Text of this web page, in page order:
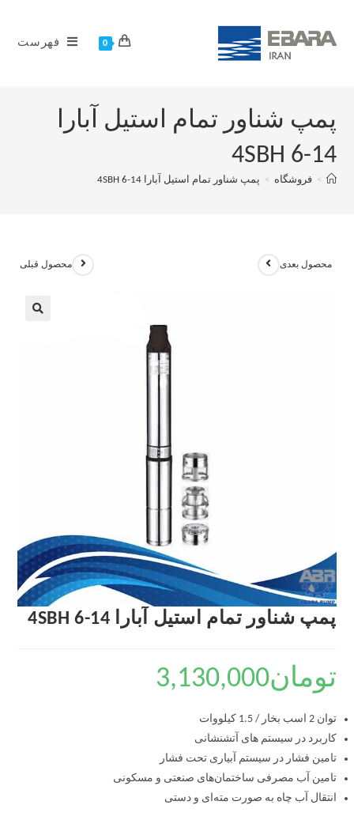
0 فهرست
پمپ شناور تمام استیل آبارا
4SBH 6-14
> فروشگاه > پمپ شناور تمام استیل آبارا 4SBH 6-14
محصول قبلی محصول بعدی
پمپ شناور تمام استیل آبارا 4SBH 6-14
تومان3,130,000
توان 2 اسب بخار / 1.5 کیلووات
کاربرد در سیستم های آتشنشانی
تامین فشار در سیستم آبیاری تحت فشار
تامین آب مصرفی ساختمان‌های صنعتی و مسکونی
انتقال آب چاه به صورت مته‌ای و دستی